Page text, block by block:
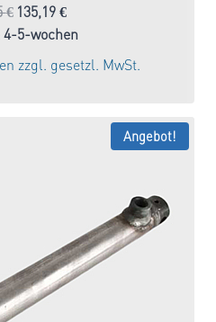
€ Ursprünglicher
Preis
war:
159,05 €
135,19 €Aktueller
Preis
4-5-wochen
zzgl. gesetzl. MwSt.
Angebot!